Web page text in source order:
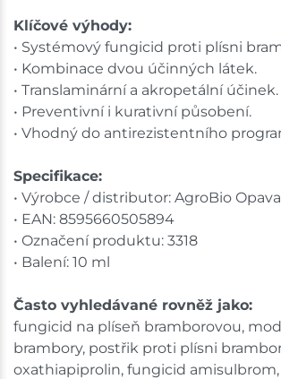
Klíčové výhody:
• Systémový fungicid proti plísni
• Kombinace dvou účinných látek.
• Translaminární a akropetální účinek.
• Preventivní i kurativní působení.
• Vhodný do antirezistentního
Specifikace:
• Výrobce / distributor: AgroBio
• EAN: 8595660505894
• Označení produktu: 3318
• Balení: 10 ml
Často vyhledávané rovněž jako:
fungicid na plíseň bramborovou,
brambory, postřik proti plísni
oxathiapiprolin, fungicid